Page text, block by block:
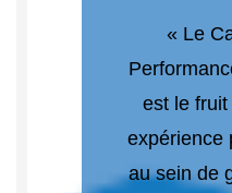
« Le
est le fruit
expérience
au sein de